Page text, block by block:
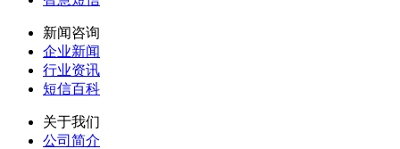
新闻咨询
企业新闻
行业资讯
短信百科
关于我们
公司简介